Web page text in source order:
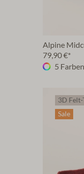
Alpine
79,90 €*
5 Farben
3D
Sale